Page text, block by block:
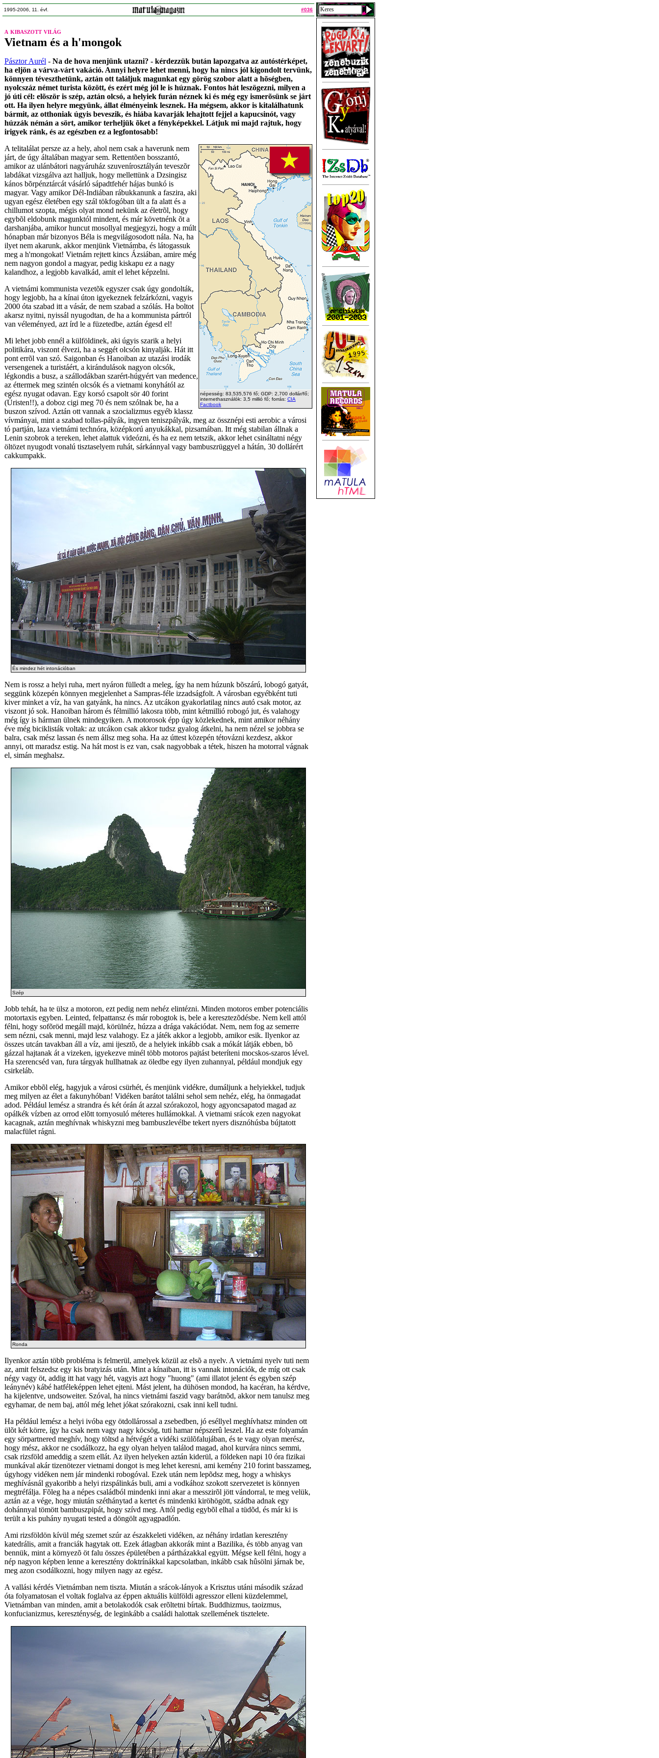
1995-2006, 11. évf. #036
a kibaszott világ
Vietnam és a h'mongok
Pásztor Aurél - Na de hova menjünk utazni? - kérdezzük bután lapozgatva az autóstérképet,
ha eljön a várva-várt vakáció. Annyi helyre lehet menni, hogy ha nincs jól kigondolt tervünk,
könnyen téveszthetünk, aztán ott találjuk magunkat egy görög szobor alatt a hõségben,
nyolcszáz német turista között, és ezért még jól le is húznak. Fontos hát leszögezni, milyen a
jó úti cél: elõször is szép, aztán olcsó, a helyiek furán néznek ki és még egy ismerõsünk se járt
ott. Ha ilyen helyre megyünk, állat élményeink lesznek. Ha mégsem, akkor is kitalálhatunk
bármit, az otthoniak úgyis beveszik, és hiába kavarják lehajtott fejjel a kapucsinót, vagy
húzzák némán a sört, amikor terheljük õket a fényképekkel. Látjuk mi majd rajtuk, hogy
irigyek ránk, és az egészben ez a legfontosabb!
népesség: 83,535,576 fő; GDP: 2,700 dollár/fő;
internethasználók: 3,5 millió fő; forrás: CIA
Factbook
A telitalálat persze az a hely, ahol nem csak a haverunk nem
járt, de úgy általában magyar sem. Rettentõen bosszantó,
amikor az ulánbátori nagyáruház szuvenírosztályán teveszõr
labdákat vizsgálva azt halljuk, hogy mellettünk a Dzsingisz
kános bõrpénztárcát vásárló sápadtfehér hájas bunkó is
magyar. Vagy amikor Dél-Indiában rábukkanunk a faszira, aki
ugyan egész életében egy szál tökfogóban ült a fa alatt és a
chillumot szopta, mégis olyat mond nekünk az életrõl, hogy
egybõl eldobunk magunktól mindent, és már követnénk õt a
darshanjába, amikor huncut mosollyal megjegyzi, hogy a múlt
hónapban már bizonyos Béla is megvilágosodott nála. Na, ha
ilyet nem akarunk, akkor menjünk Vietnámba, és látogassuk
meg a h'mongokat! Vietnám rejtett kincs Ázsiában, amire még
nem nagyon gondol a magyar, pedig kiskapu ez a nagy
kalandhoz, a legjobb kavalkád, amit el lehet képzelni.
A vietnámi kommunista vezetõk egyszer csak úgy gondolták,
hogy legjobb, ha a kínai úton igyekeznek felzárkózni, vagyis
2000 óta szabad itt a vásár, de nem szabad a szólás. Ha boltot
akarsz nyitni, nyissál nyugodtan, de ha a kommunista pártról
van véleményed, azt írd le a füzetedbe, aztán égesd el!
Mi lehet jobb ennél a külföldinek, aki úgyis szarik a helyi
politikára, viszont élvezi, ha a seggét olcsón kinyalják. Hát itt
pont errõl van szó. Saigonban és Hanoiban az utazási irodák
versengenek a turistáért, a kirándulások nagyon olcsók,
légkondis a busz, a szállodákban szarért-húgyért van medence,
az éttermek meg szintén olcsók és a vietnami konyhától az
egész nyugat odavan. Egy korsó csapolt sör 40 forint
(Úristen!!), a doboz cigi meg 70 és nem szólnak be, ha a
buszon szívod. Aztán ott vannak a szocializmus egyéb klassz
vívmányai, mint a szabad tollas-pályák, ingyen teniszpályák, meg az össznépi esti aerobic a városi
tó partján, laza vietnámi technóra, középkorú anyukákkal, pizsamában. Itt még stabilan állnak a
Lenin szobrok a tereken, lehet alattuk videózni, és ha ez nem tetszik, akkor lehet csináltatni négy
öltözet nyugodt vonalú tisztaselyem ruhát, sárkánnyal vagy bambuszrüggyel a hátán, 30 dollárért
cakkumpakk.
És mindez hét intonációban
Nem is rossz a helyi ruha, mert nyáron fülledt a meleg, így ha nem húzunk bõszárú, lobogó gatyát,
seggünk közepén könnyen megjelenhet a Sampras-féle izzadságfolt. A városban egyébként tuti
kiver minket a víz, ha van gatyánk, ha nincs. Az utcákon gyakorlatilag nincs autó csak motor, az
viszont jó sok. Hanoiban három és félmillió lakosra több, mint kétmillió robogó jut, és valahogy
még így is hárman ülnek mindegyiken. A motorosok épp úgy közlekednek, mint amikor néhány
éve még biciklisták voltak: az utcákon csak akkor tudsz gyalog átkelni, ha nem nézel se jobbra se
balra, csak mész lassan és nem állsz meg soha. Ha az úttest közepén tétovázni kezdesz, akkor
annyi, ott maradsz estig. Na hát most is ez van, csak nagyobbak a tétek, hiszen ha motorral vágnak
el, simán meghalsz.
Szép
Jobb tehát, ha te ülsz a motoron, ezt pedig nem nehéz elintézni. Minden motoros ember potenciális
motortaxis egyben. Leinted, felpattansz és már robogtok is, bele a keresztezõdésbe. Nem kell attól
félni, hogy sofõröd megáll majd, körülnéz, húzza a drága vakációdat. Nem, nem fog az semerre
sem nézni, csak menni, majd lesz valahogy. Ez a játék akkor a legjobb, amikor esik. Ilyenkor az
összes utcán tavakban áll a víz, ami ijesztõ, de a helyiek inkább csak a mókát látják ebben, bõ
gázzal hajtanak át a vizeken, igyekezve minél több motoros pajtást beteríteni mocskos-szaros lével.
Ha szerencséd van, fura tárgyak hullhatnak az öledbe egy ilyen zuhannyal, például mondjuk egy
csirkeláb.
Amikor ebbõl elég, hagyjuk a városi csürhét, és menjünk vidékre, dumáljunk a helyiekkel, tudjuk
meg milyen az élet a fakunyhóban! Vidéken barátot találni sehol sem nehéz, elég, ha önmagadat
adod. Például lemész a strandra és két órán át azzal szórakozol, hogy agyoncsapatod magad az
opálkék vízben az orrod elõtt tornyosuló méteres hullámokkal. A vietnami srácok ezen nagyokat
kacagnak, aztán meghívnak whiskyzni meg bambuszlevélbe tekert nyers disznóhúsba bújtatott
malacfület rágni.
Ronda
Ilyenkor aztán több probléma is felmerül, amelyek közül az elsõ a nyelv. A vietnámi nyelv tuti nem
az, amit felszedsz egy kis bratyizás után. Mint a kínaiban, itt is vannak intonációk, de míg ott csak
négy vagy öt, addig itt hat vagy hét, vagyis azt hogy "huong" (ami illatot jelent és egyben szép
leánynév) kábé hatféleképpen lehet ejteni. Mást jelent, ha dühösen mondod, ha kacéran, ha kérdve,
ha kijelentve, undsoweiter. Szóval, ha nincs vietnámi faszid vagy barátnõd, akkor nem tanulsz meg
egyhamar, de nem baj, attól még lehet jókat szórakozni, csak inni kell tudni.
Ha például lemész a helyi ivóba egy ötdollárossal a zsebedben, jó eséllyel meghívhatsz minden ott
ülõt két körre, így ha csak nem vagy nagy köcsög, tuti hamar népszerû leszel. Ha az este folyamán
egy sörpartnered meghív, hogy töltsd a hétvégét a vidéki szülõfalujában, és te vagy olyan merész,
hogy mész, akkor ne csodálkozz, ha egy olyan helyen találod magad, ahol kurvára nincs semmi,
csak rizsföld ameddig a szem ellát. Az ilyen helyeken aztán kiderül, a földeken napi 10 óra fizikai
munkával akár tizenötezer vietnami dongot is meg lehet keresni, ami kemény 210 forint basszameg,
úgyhogy vidéken nem jár mindenki robogóval. Ezek után nem lepõdsz meg, hogy a whiskys
meghívásnál gyakoribb a helyi rizspálinkás buli, ami a vodkához szokott szervezetet is könnyen
megtréfálja. Fõleg ha a népes családból mindenki inni akar a messzirõl jött vándorral, te meg velük,
aztán az a vége, hogy miután széthánytad a kertet és mindenki kiröhögött, szádba adnak egy
dohánnyal tömött bambuszpipát, hogy szívd meg. Attól pedig egybõl elhal a tüdõd, és már ki is
terült a kis puhány nyugati tested a döngölt agyagpadlón.
Ami rizsföldön kívül még szemet szúr az északkeleti vidéken, az néhány irdatlan keresztény
katedrális, amit a franciák hagytak ott. Ezek átlagban akkorák mint a Bazilika, és több anyag van
bennük, mint a környezõ öt falu összes épületében a pártházakkal együtt. Mégse kell félni, hogy a
nép nagyon képben lenne a keresztény doktrínákkal kapcsolatban, inkább csak hûsölni járnak be,
meg azon csodálkozni, hogy milyen nagy az egész.
A vallási kérdés Vietnámban nem tiszta. Miután a srácok-lányok a Krisztus utáni második század
óta folyamatosan el voltak foglalva az éppen aktuális külföldi agresszor elleni küzdelemmel,
Vietnámban van minden, amit a betolakodók csak erõltetni bírtak. Buddhizmus, taoizmus,
konfucianizmus, kereszténység, de leginkább a családi halottak szellemének tisztelete.